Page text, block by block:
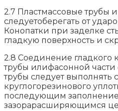
2.7 Пластмассовые трубы
следуетоберегать от
Конопатки при заделке
гладкую поверхность и
2.8 Соединение гладкого
трубы илифасонной части
трубы следует
круглогорезинового
последующим
зазорарасширяющимся